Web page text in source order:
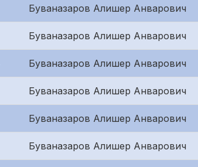
Буваназаров Алишер Анварович
Буваназаров Алишер Анварович
Буваназаров Алишер Анварович
Буваназаров Алишер Анварович
Буваназаров Алишер Анварович
Буваназаров Алишер Анварович